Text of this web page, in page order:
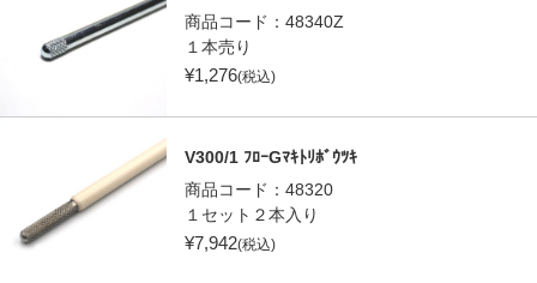
商品コード： 48340Z
１本売り
¥1,276(税込)
V300/1 ﾌﾛｰGﾏｷﾄﾘﾎﾞｳﾂｷ
商品コード： 48320
１セット２本入り
¥7,942(税込)